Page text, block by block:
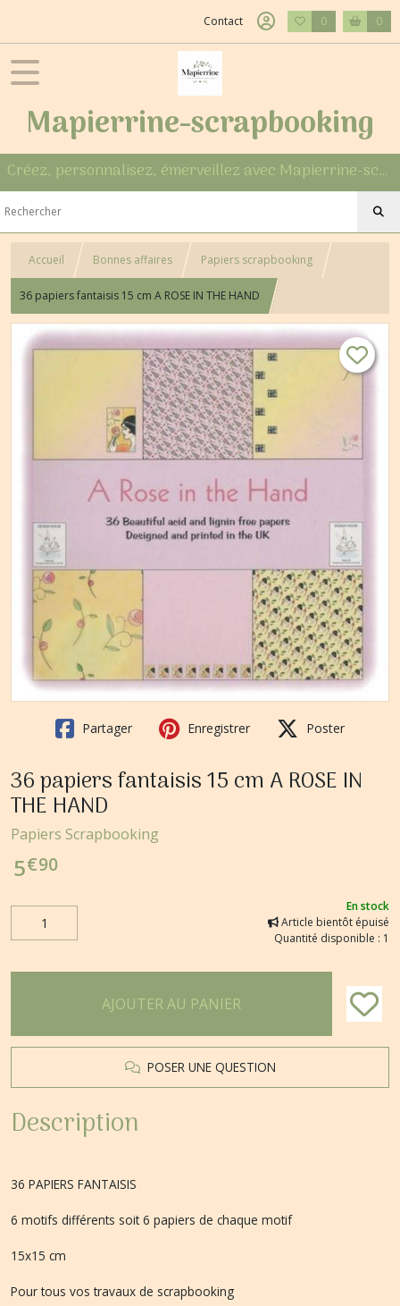
Contact 0 0
Mapierrine-scrapbooking
Créez, personnalisez, émerveillez avec Mapierrine-scrapbooking
Accueil Bonnes affaires Papiers scrapbooking
36 papiers fantaisis 15 cm A ROSE IN THE HAND
Partager Enregistrer Poster
36 papiers fantaisis 15 cm A ROSE IN
THE HAND
Papiers Scrapbooking
5€90
En stock
Article bientôt épuisé
Quantité disponible : 1
AJOUTER AU PANIER
POSER UNE QUESTION
Description
36 PAPIERS FANTAISIS
6 motifs différents soit 6 papiers de chaque motif
15x15 cm
Pour tous vos travaux de scrapbooking